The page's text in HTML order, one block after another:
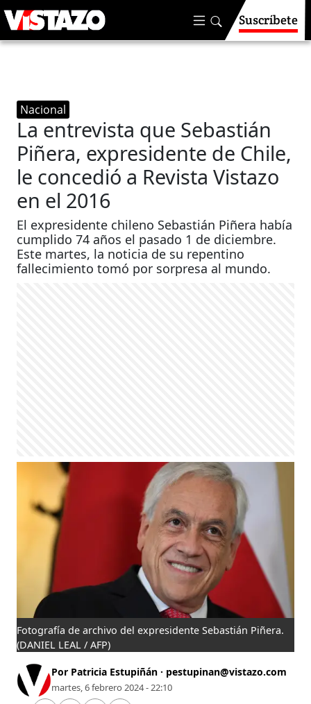
Suscríbete
Nacional
La entrevista que Sebastián
Piñera, expresidente de Chile,
le concedió a Revista Vistazo
en el 2016
El expresidente chileno Sebastián Piñera había
cumplido 74 años el pasado 1 de diciembre.
Este martes, la noticia de su repentino
fallecimiento tomó por sorpresa al mundo.
Fotografía de archivo del expresidente Sebastián Piñera.
(DANIEL LEAL / AFP)
Por Patricia Estupiñán · pestupinan@vistazo.com
martes, 6 febrero 2024 - 22:10